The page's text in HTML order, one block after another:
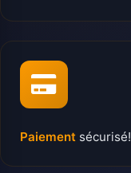
Paiement sécurisé!